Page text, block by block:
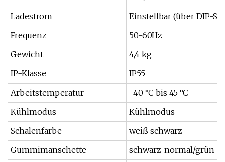
Ladestrom
Einstellbar (über DIP-
Frequenz
50-60Hz
Gewicht
4,4 kg
IP-Klasse
IP55
Arbeitstemperatur
-40 °C bis 45 °C
Kühlmodus
Kühlmodus
Schalenfarbe
weiß schwarz
Gummimanschette
schwarz-normal/grün-